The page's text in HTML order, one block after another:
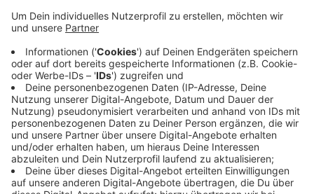
Aktuell sind 15 Menschen in der Stadt mit dem Virus
infiziert und das Gesundheitsamt meldet heute keine
Neuinfektionen. Es befinden sich im Vergleich zu
gestern auch weniger Mönchengladbacher in
Quarantäne - genau 100 sind es heute, gestern waren
es noch 10 mehr. Der Inzidenzwert in unserer Stadt ist
unverändert geblieben und liegt weiter bei 2,3. Mit
dem Stand vom Ende letzter Woche hat es in
Mönchengladbach fast 246.000 Impfungen gegeben -
das entspricht einer Quote von mehr als 89 Prozent.
Mehr als 103.000 Mönchengladbacher sind vollständig